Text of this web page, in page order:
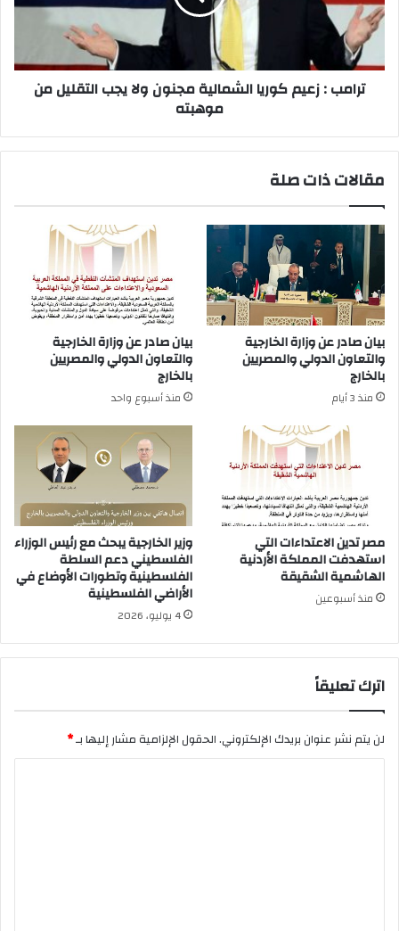
مجنون
ولا
يجب
التقليل
موهبته
ترامب : زعيم كوريا الشمالية مجنون ولا يجب التقليل من
موهبته
مقالات ذات صلة
بيان صادر عن وزارة الخارجية
والتعاون الدولي والمصريين
بالخارج
منذ 3 أيام
بيان صادر عن وزارة الخارجية
والتعاون الدولي والمصريين
بالخارج
منذ أسبوع واحد
مصر تدين الاعتداءات التي
استهدفت المملكة الأردنية
الهاشمية الشقيقة
منذ أسبوعين
وزير الخارجية يبحث مع رئيس الوزراء
الفلسطيني دعم السلطة
الفلسطينية وتطورات الأوضاع في
الأراضي الفلسطينية
4 يوليو، 2026
اترك تعليقاً
لن يتم نشر عنوان بريدك الإلكتروني.الحقول الإلزامية مشار إليها بـ*